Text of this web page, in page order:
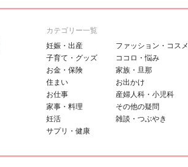
カテゴリー一覧
妊娠・出産
子育て・グッズ
お金・保険
住まい
お仕事
家事・料理
妊活
サプリ・健康
ファッション・コスメ
ココロ・悩み
家族・旦那
お出かけ
産婦人科・小児科
その他の疑問
雑談・つぶやき